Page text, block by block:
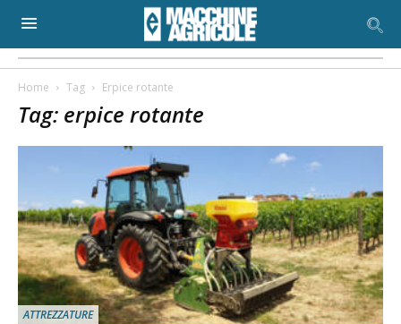
Home Tag Erpice rotante
Tag: erpice rotante
ATTREZZATURE